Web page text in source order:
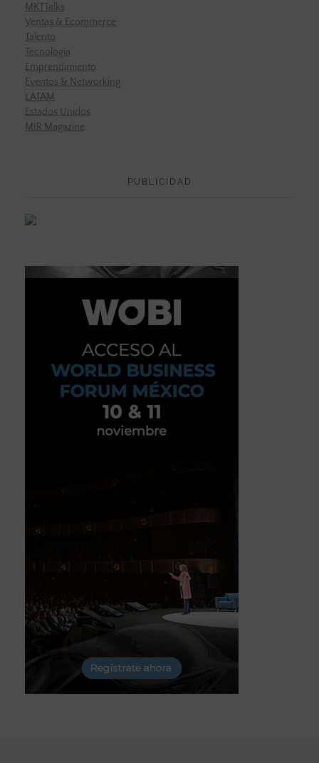
MKTTalks
Ventas & Ecommerce
Talento
Tecnología
Emprendimiento
Eventos & Networking
LATAM
Estados Unidos
MIR Magazine
PUBLICIDAD